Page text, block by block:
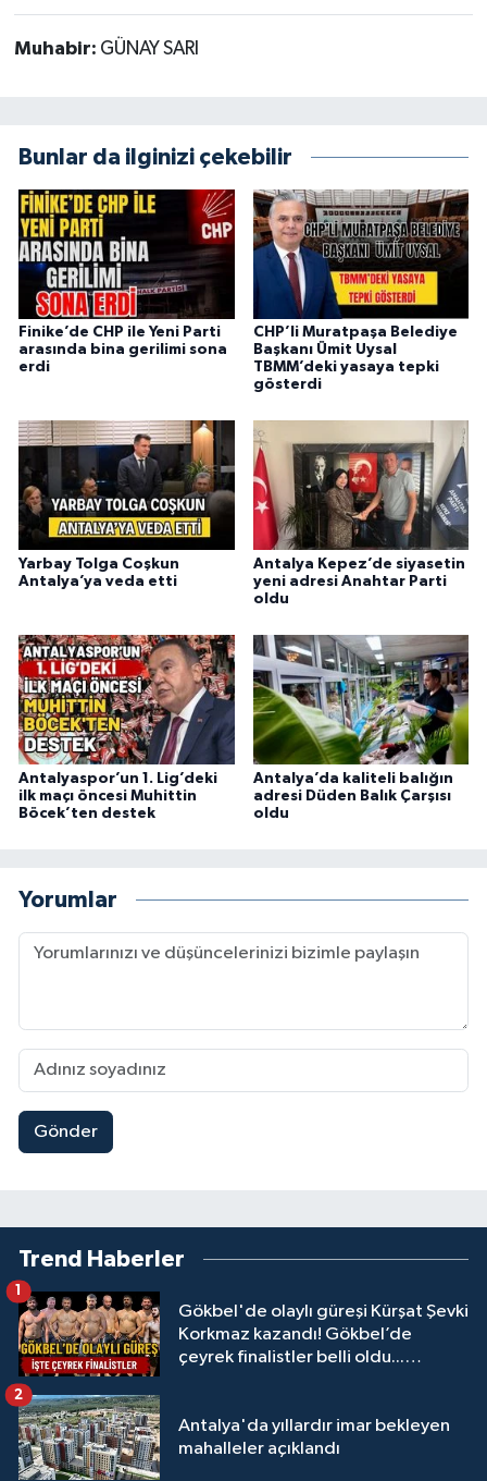
Muhabir: GÜNAY SARI
Bunlar da ilginizi çekebilir
Finike’de CHP ile Yeni Parti
arasında bina gerilimi sona
erdi
CHP’li Muratpaşa Belediye
Başkanı Ümit Uysal
TBMM’deki yasaya tepki
gösterdi
Yarbay Tolga Coşkun
Antalya’ya veda etti
Antalya Kepez’de siyasetin
yeni adresi Anahtar Parti
oldu
Antalyaspor’un 1. Lig’deki
ilk maçı öncesi Muhittin
Böcek’ten destek
Antalya’da kaliteli balığın
adresi Düden Balık Çarşısı
oldu
Yorumlar
Gönder
Trend Haberler
Gökbel'de olaylı güreşi Kürşat Şevki
Korkmaz kazandı! Gökbel’de
çeyrek finalistler belli oldu...
Antalya'da yıllardır imar bekleyen
mahalleler açıklandı
2